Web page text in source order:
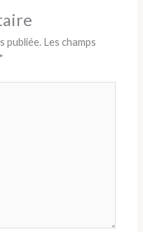
publiée. Les champs
*